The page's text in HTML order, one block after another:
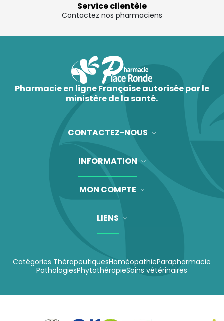
Service clientèle
Contactez nos pharmaciens
Pharmacie en ligne Française autorisée par le
ministère de la santé.
CONTACTEZ-NOUS
INFORMATION
MON COMPTE
LIENS
Catégories ThérapeutiquesHoméopathieParapharmacie
PathologiesPhytothérapieSoins vétérinaires